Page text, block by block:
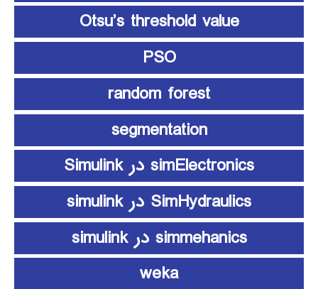
Otsu’s threshold value
PSO
random forest
segmentation
simElectronics در Simulink
SimHydraulics در simulink
simmehanics در simulink
weka